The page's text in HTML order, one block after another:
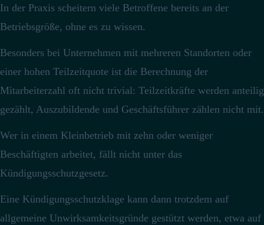
In der Praxis scheitern viele Betroffene bereits an der
Betriebsgröße, ohne es zu wissen.
Besonders bei Unternehmen mit mehreren Standorten oder
einer hohen Teilzeitquote ist die Berechnung der
Mitarbeiterzahl oft nicht trivial: Teilzeitkräfte werden anteilig
gezählt, Auszubildende und Geschäftsführer zählen nicht mit.
Wer in einem Kleinbetrieb mit zehn oder weniger
Beschäftigten arbeitet, fällt nicht unter das
Kündigungsschutzgesetz.
Eine Kündigungsschutzklage kann dann trotzdem auf
allgemeine Unwirksamkeitsgründe gestützt werden, etwa auf